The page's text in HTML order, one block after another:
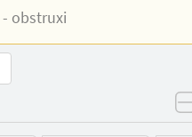
obstruxi